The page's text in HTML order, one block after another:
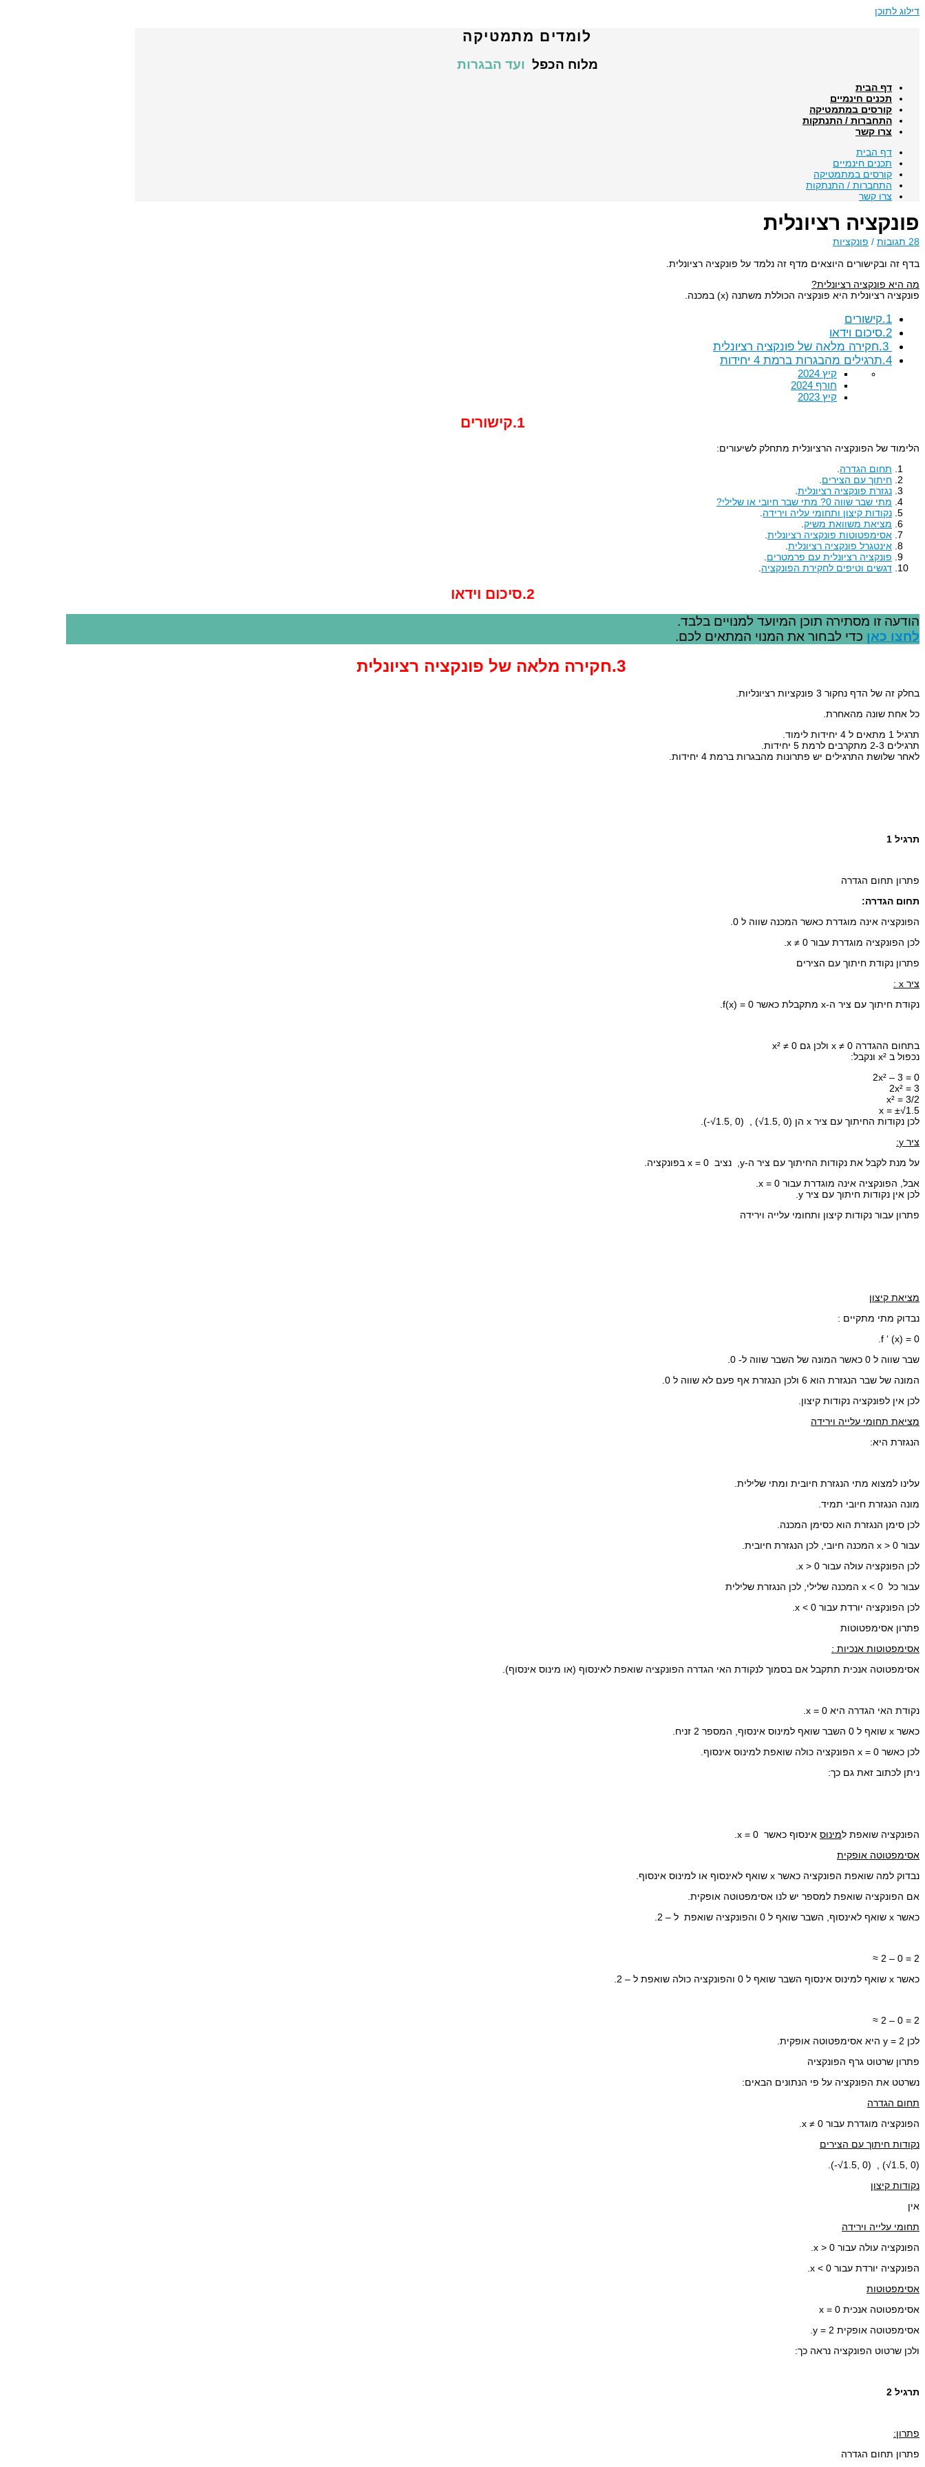
דילוג לתוכן
לומדים מתמטיקה
מלוח הכפל ועד הבגרות
דף הבית
תכנים חינמיים
קורסים במתמטיקה
התחברות / התנתקות
צרו קשר
דף הבית
תכנים חינמיים
קורסים במתמטיקה
התחברות / התנתקות
צרו קשר
פונקציה רציונלית
28 תגובות / פונקציות
בדף זה ובקישורים היוצאים מדף זה נלמד על פונקציה רציונלית.
מה היא פונקציה רציונלית?
פונקציה רציונלית היא פונקציה הכוללת משתנה (x) במכנה.
1.קישורים
2.סיכום וידאו
4.תרגילים מהבגרות ברמת 4 יחידות
קיץ 2024
חורף 2024
קיץ 2023
1.קישורים
הלימוד של הפונקציה הרציונלית מתחלק לשיעורים:
תחום הגדרה.
חיתוך עם הצירים.
נגזרת פונקציה רציונלית.
מתי שבר שווה 0? מתי שבר חיובי או שלילי?
נקודות קיצון ותחומי עליה וירידה.
מציאת משוואת משיק.
אסימפטוטות פונקציה רציונלית.
אינטגרל פונקציה רציונלית.
פונקציה רציונלית עם פרמטרים.
דגשים וטיפים לחקירת הפונקציה.
2.סיכום וידאו
הודעה זו מסתירה תוכן המיועד למנויים בלבד.
לחצו כאן כדי לבחור את המנוי המתאים לכם.
3.חקירה מלאה של פונקציה רציונלית
בחלק זה של הדף נחקור 3 פונקציות רציונליות.
כל אחת שונה מהאחרת.
תרגיל 1 מתאים ל 4 יחידות לימוד.
תרגילים 2-3 מתקרבים לרמת 5 יחידות.
לאחר שלושת התרגילים יש פתרונות מהבגרות ברמת 4 יחידות.
תרגיל 1
פתרון תחום הגדרה
תחום הגדרה:
הפונקציה אינה מוגדרת כאשר המכנה שווה ל 0.
לכן הפונקציה מוגדרת עבור x ≠ 0.
פתרון נקודת חיתוך עם הצירים
ציר x :
נקודת חיתוך עם ציר ה-x מתקבלת כאשר f(x) = 0.
בתחום ההגדרה x ≠ 0 ולכן גם x² ≠ 0
נכפול ב x² ונקבל:
2x² – 3 = 0
2x² = 3
x² = 3/2
x = ±√1.5
לכן נקודות החיתוך עם ציר x הן (0 ,1.5√) , (0 ,1.5√-).
ציר y:
על מנת לקבל את נקודות החיתוך עם ציר ה-y, נציב x = 0 בפונקציה.
אבל, הפונקציה אינה מוגדרת עבור x = 0.
לכן אין נקודות חיתוך עם ציר y.
פתרון עבור נקודות קיצון ותחומי עלייה וירידה
מציאת קיצון
נבדוק מתי מתקיים :
f ‘ (x) = 0.
שבר שווה ל 0 כאשר המונה של השבר שווה ל- 0.
המונה של שבר הנגזרת הוא 6 ולכן הנגזרת אף פעם לא שווה ל 0.
לכן אין לפונקציה נקודות קיצון.
מציאת תחומי עלייה וירידה
הנגזרת היא:
עלינו למצוא מתי הנגזרת חיובית ומתי שלילית.
מונה הנגזרת חיובי תמיד.
לכן סימן הנגזרת הוא כסימן המכנה.
עבור x > 0 המכנה חיובי, לכן הנגזרת חיובית.
לכן הפונקציה עולה עבור x > 0.
עבור כל x < 0 המכנה שלילי, לכן הנגזרת שלילית
לכן הפונקציה יורדת עבור x < 0.
פתרון אסימפטוטות
אסימפטוטות אנכיות :
אסימפטוטה אנכית תתקבל אם בסמוך לנקודת האי הגדרה הפונקציה שואפת לאינסוף (או מינוס אינסוף).
נקודת האי הגדרה היא x = 0.
כאשר x שואף ל 0 השבר שואף למינוס אינסוף, המספר 2 זניח.
לכן כאשר x = 0 הפונקציה כולה שואפת למינוס אינסוף.
ניתן לכתוב זאת גם כך:
הפונקציה שואפת למינוס אינסוף כאשר x = 0.
אסימפטוטה אופקית
נבדוק למה שואפת הפונקציה כאשר x שואף לאינסוף או למינוס אינסוף.
אם הפונקציה שואפת למספר יש לנו אסימפטוטה אופקית.
כאשר x שואף לאינסוף, השבר שואף ל 0 והפונקציה שואפת ל – 2.
≈ 2 – 0 = 2
כאשר x שואף למינוס אינסוף השבר שואף ל 0 והפונקציה כולה שואפת ל – 2.
≈ 2 – 0 = 2
לכן y = 2 היא אסימפטוטה אופקית.
פתרון שרטוט גרף הפונקציה
נשרטט את הפונקציה על פי הנתונים הבאים:
תחום הגדרה
הפונקציה מוגדרת עבור x ≠ 0.
נקודות חיתוך עם הצירים
(0 ,1.5√) , (0 ,1.5√-).
נקודות קיצון
אין
תחומי עלייה וירידה
הפונקציה עולה עבור x > 0.
הפונקציה יורדת עבור x < 0.
אסימפטוטות
אסימפטוטה אנכית x = 0
אסימפטוטה אופקית y = 2.
ולכן שרטוט הפונקציה נראה כך:
תרגיל 2
פתרון:
פתרון תחום הגדרה